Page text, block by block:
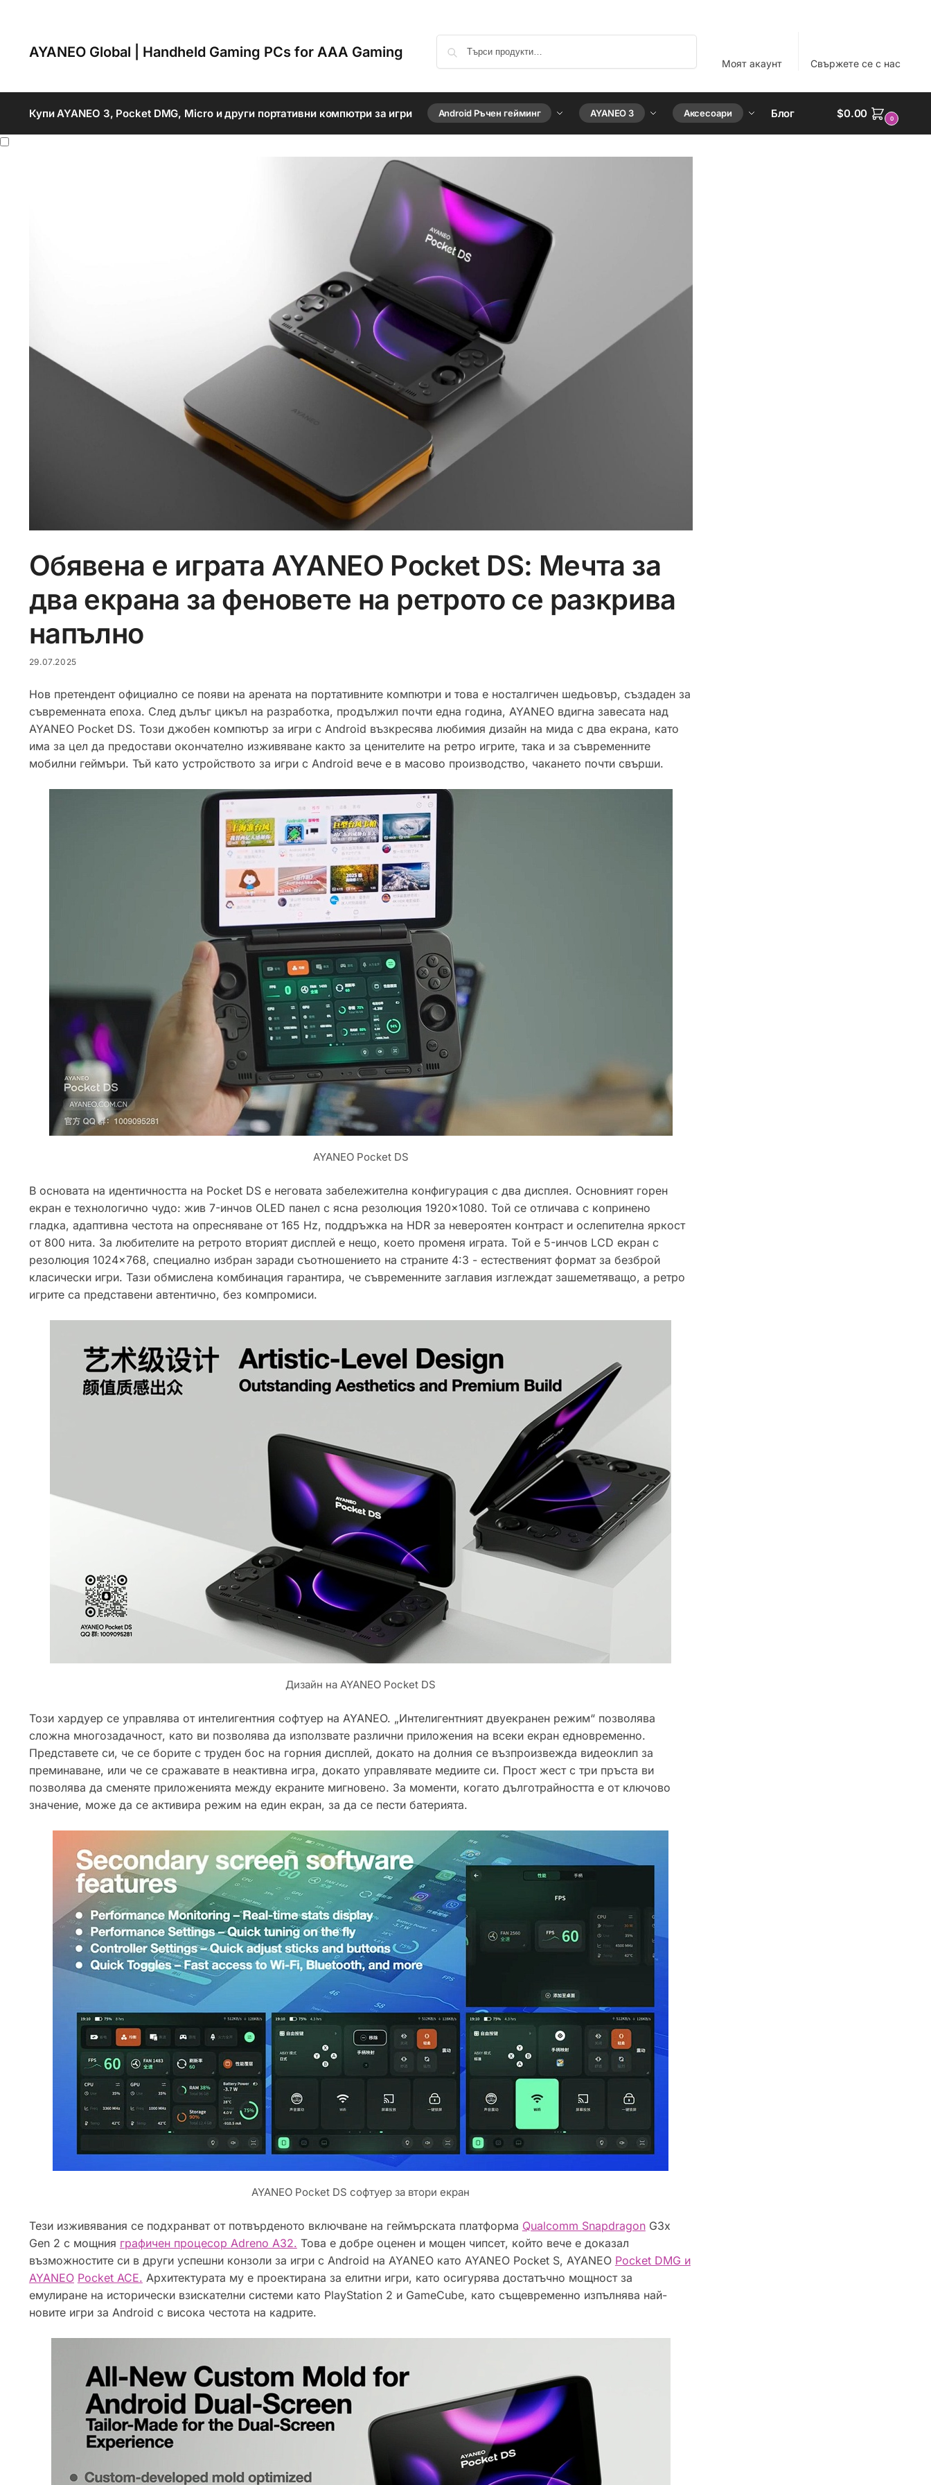
AYANEO Global | Handheld Gaming PCs for AAA Gaming
Моят акаунт Свържете се с нас
Купи AYANEO 3, Pocket DMG, Micro и други портативни компютри за игри Android Ръчен гейминг AYANEO 3 Аксесоари Блог $0.00 0
Обявена е играта AYANEO Pocket DS: Мечта за
два екрана за феновете на ретрото се разкрива
напълно
29.07.2025
Нов претендент официално се появи на арената на портативните компютри и това е носталгичен шедьовър, създаден за
съвременната епоха. След дълъг цикъл на разработка, продължил почти една година, AYANEO вдигна завесата над
AYANEO Pocket DS. Този джобен компютър за игри с Android възкресява любимия дизайн на мида с два екрана, като
има за цел да предостави окончателно изживяване както за ценителите на ретро игрите, така и за съвременните
мобилни геймъри. Тъй като устройството за игри с Android вече е в масово производство, чакането почти свърши.
AYANEO Pocket DS
В основата на идентичността на Pocket DS е неговата забележителна конфигурация с два дисплея. Основният горен
екран е технологично чудо: жив 7-инчов OLED панел с ясна резолюция 1920×1080. Той се отличава с копринено
гладка, адаптивна честота на опресняване от 165 Hz, поддръжка на HDR за невероятен контраст и ослепителна яркост
от 800 нита. За любителите на ретрото вторият дисплей е нещо, което променя играта. Той е 5-инчов LCD екран с
резолюция 1024×768, специално избран заради съотношението на страните 4:3 - естественият формат за безброй
класически игри. Тази обмислена комбинация гарантира, че съвременните заглавия изглеждат зашеметяващо, а ретро
игрите са представени автентично, без компромиси.
Дизайн на AYANEO Pocket DS
Този хардуер се управлява от интелигентния софтуер на AYANEO. „Интелигентният двуекранен режим“ позволява
сложна многозадачност, като ви позволява да използвате различни приложения на всеки екран едновременно.
Представете си, че се борите с труден бос на горния дисплей, докато на долния се възпроизвежда видеоклип за
преминаване, или че се сражавате в неактивна игра, докато управлявате медиите си. Прост жест с три пръста ви
позволява да сменяте приложенията между екраните мигновено. За моменти, когато дълготрайността е от ключово
значение, може да се активира режим на един екран, за да се пести батерията.
AYANEO Pocket DS софтуер за втори екран
Тези изживявания се подхранват от потвърденото включване на геймърската платформа Qualcomm SnapdragonG3x
Gen 2 с мощния графичен процесор Adreno A32. Това е добре оценен и мощен чипсет, който вече е доказал
възможностите си в други успешни конзоли за игри с Android на AYANEO като AYANEO Pocket S, AYANEO Pocket DMG и
AYANEO Pocket ACE. Архитектурата му е проектирана за елитни игри, като осигурява достатъчно мощност за
емулиране на исторически взискателни системи като PlayStation 2 и GameCube, като същевременно изпълнява най-
новите игри за Android с висока честота на кадрите.